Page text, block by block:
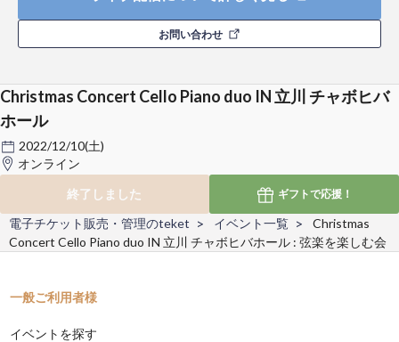
お問い合わせ
Christmas Concert Cello Piano duo IN 立川 チャボヒバ
ホール
2022/12/10(土)
オンライン
終了しました
ギフトで応援！
電子チケット販売・管理のteket イベント一覧
Christmas
Concert Cello Piano duo IN 立川 チャボヒバホール : 弦楽を楽しむ会
一般ご利用者様
イベントを探す